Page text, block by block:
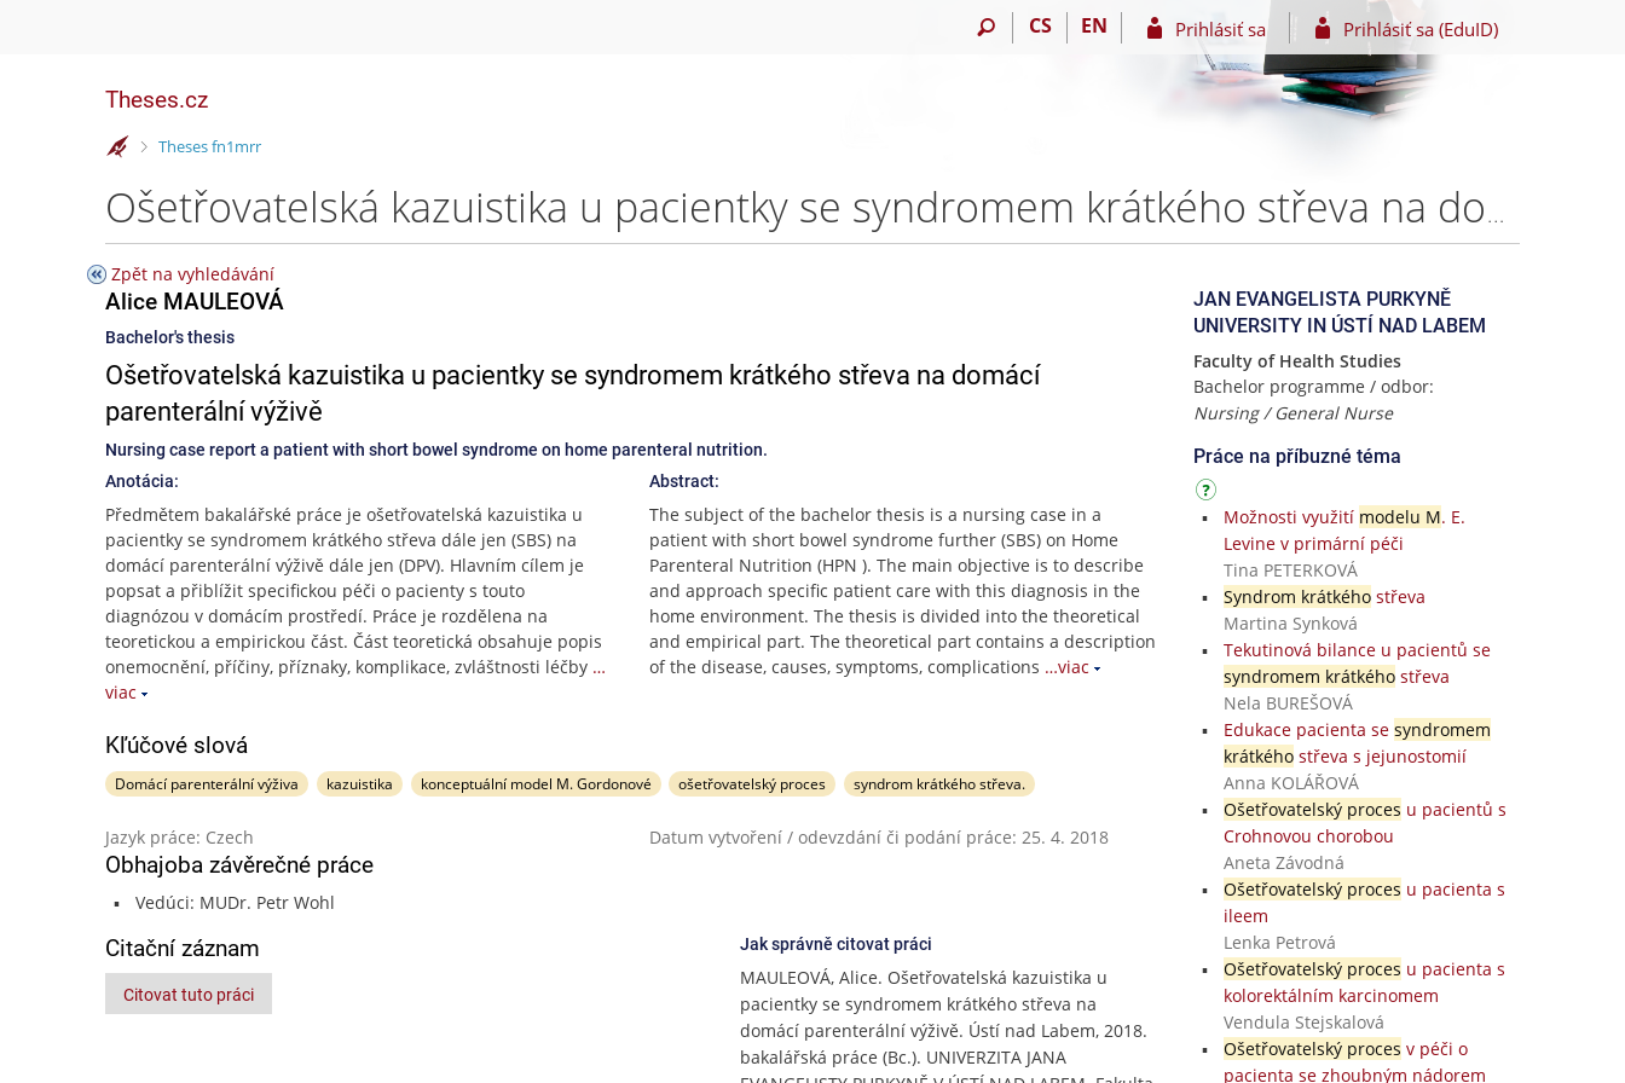
CS EN Prihlásiť sa Prihlásiť sa (EduID)
Theses.cz
>
Theses fn1mrr
Ošetřovatelská kazuistika u pacientky se syndromem krátkého střeva na domácí parenterální výživě – Alice MAULEOVÁ
Zpět na vyhledávání
Alice MAULEOVÁ
Bachelor's thesis
Ošetřovatelská kazuistika u pacientky se syndromem krátkého střeva na domácí
parenterální výživě
Nursing case report a patient with short bowel syndrome on home parenteral nutrition.
Anotácia:
Předmětem bakalářské práce je ošetřovatelská kazuistika u
pacientky se syndromem krátkého střeva dále jen (SBS) na
domácí parenterální výživě dále jen (DPV). Hlavním cílem je
popsat a přiblížit specifickou péči o pacienty s touto
diagnózou v domácím prostředí. Práce je rozdělena na
teoretickou a empirickou část. Část teoretická obsahuje popis
onemocnění, příčiny, příznaky, komplikace, zvláštnosti léčby …
viac
Abstract:
The subject of the bachelor thesis is a nursing case in a
patient with short bowel syndrome further (SBS) on Home
Parenteral Nutrition (HPN ). The main objective is to describe
and approach specific patient care with this diagnosis in the
home environment. The thesis is divided into the theoretical
and empirical part. The theoretical part contains a description
of the disease, causes, symptoms, complications …viac
Kľúčové slová
Domácí parenterální výživa kazuistika konceptuální model M. Gordonové ošetřovatelský proces syndrom krátkého střeva.
Jazyk práce: Czech Datum vytvoření / odevzdání či podání práce: 25. 4. 2018
Obhajoba závěrečné práce
Vedúci: MUDr. Petr Wohl
Citační záznam
Citovat tuto práci
Jak správně citovat práci
MAULEOVÁ, Alice. Ošetřovatelská kazuistika u
pacientky se syndromem krátkého střeva na
domácí parenterální výživě. Ústí nad Labem, 2018.
bakalářská práce (Bc.). UNIVERZITA JANA
JAN EVANGELISTA PURKYNĚ
UNIVERSITY IN ÚSTÍ NAD LABEM
Faculty of Health Studies
Bachelor programme / odbor:
Nursing / General Nurse
Práce na příbuzné téma
Možnosti využití modelu M. E.
Levine v primární péči
Tina PETERKOVÁ
Syndrom krátkéhostřeva
Martina Synková
Tekutinová bilance u pacientů se
syndromem krátkéhostřeva
Nela BUREŠOVÁ
Edukace pacienta se syndromem
krátkéhostřeva s jejunostomií
Anna KOLÁŘOVÁ
Ošetřovatelský proces u pacientů s
Crohnovou chorobou
Aneta Závodná
Ošetřovatelský proces u pacienta s
ileem
Lenka Petrová
Ošetřovatelský proces u pacienta s
kolorektálním karcinomem
Vendula Stejskalová
Ošetřovatelský proces v péči o
pacienta se zhoubným nádorem